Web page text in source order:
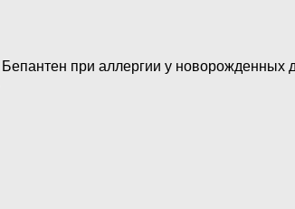
при аллергии у новорожденных